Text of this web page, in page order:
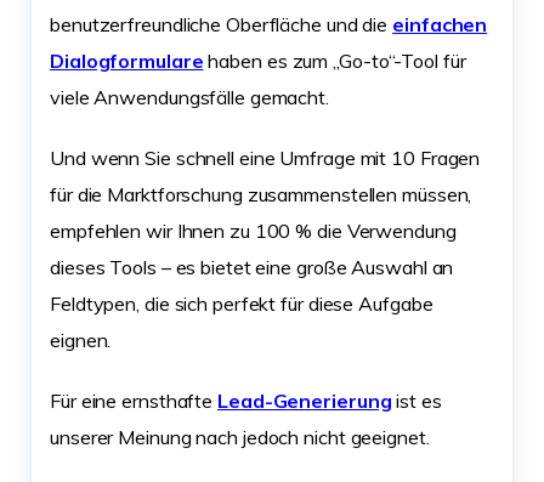
benutzerfreundliche Oberfläche und die einfachen
Dialogformulare haben es zum „Go-to“-Tool für
viele Anwendungsfälle gemacht.
Und wenn Sie schnell eine Umfrage mit 10 Fragen
für die Marktforschung zusammenstellen müssen,
empfehlen wir Ihnen zu 100 % die Verwendung
dieses Tools – es bietet eine große Auswahl an
Feldtypen, die sich perfekt für diese Aufgabe
eignen.
Für eine ernsthafte Lead-Generierung ist es
unserer Meinung nach jedoch nicht geeignet.